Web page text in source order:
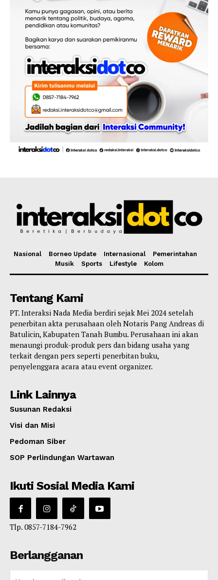
Nasional Borneo Update Internasional
Pemerintahan
Musik
Sports Lifestyle Kolom
Tentang Kami
PT. Interaksi Nada Media berdiri sejak Mei 2024 setelah
penerbitan akta perusahaan oleh Notaris Pang Andreas di
Batulicin, Kabupaten Tanah Bumbu. Perusahaan ini akan
menaungi produk-produk pers dan bidang usaha yang
terkait dengan pers seperti penerbitan buku,
penyelenggara acara atau event organizer.
Link Lainnya
Susunan Redaksi
Visi dan Misi
Pedoman Siber
SOP Perlindungan Wartawan
Ikuti Sosial Media Kami
Tlp. 0857-7184-7962
Berlangganan